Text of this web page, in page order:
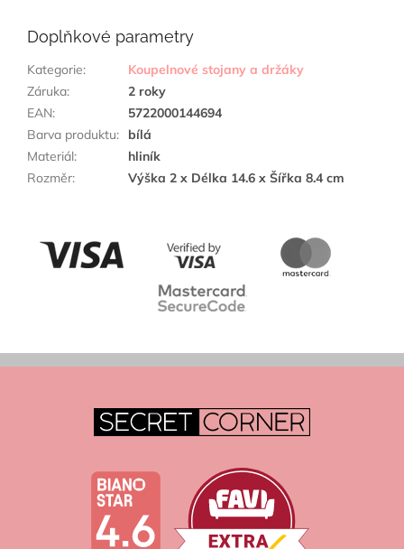
Doplňkové parametry
Kategorie:
Koupelnové stojany a držáky
Záruka:
2 roky
EAN:
5722000144694
Barva produktu:
bílá
Materiál:
hliník
Rozměr: Výška 2 x Délka 14.6 x Šířka 8.4 cm